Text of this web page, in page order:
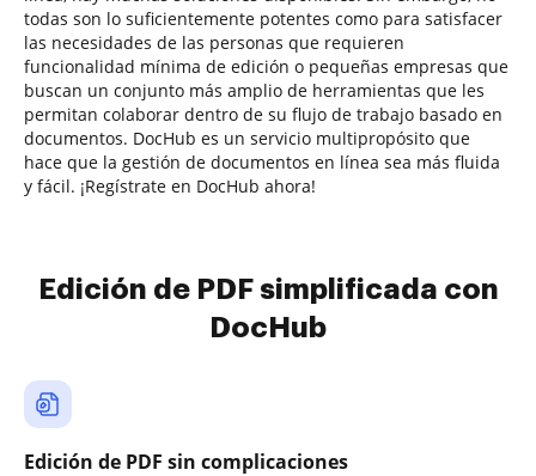
todas son lo suficientemente potentes como para satisfacer
las necesidades de las personas que requieren
funcionalidad mínima de edición o pequeñas empresas que
buscan un conjunto más amplio de herramientas que les
permitan colaborar dentro de su flujo de trabajo basado en
documentos. DocHub es un servicio multipropósito que
hace que la gestión de documentos en línea sea más fluida
y fácil. ¡Regístrate en DocHub ahora!
Edición de PDF simplificada con
DocHub
Edición de PDF sin complicaciones